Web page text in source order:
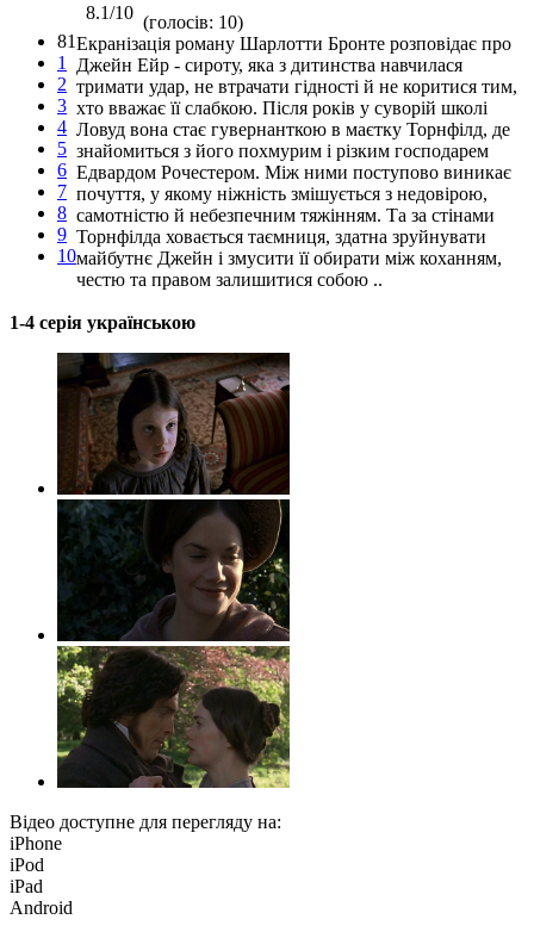
81
1
2
3
4
5
6
7
8
9
10
8.1/10 (голосів: 10)
Екранізація роману Шарлотти Бронте розповідає про
Джейн Ейр - сироту, яка з дитинства навчилася
тримати удар, не втрачати гідності й не коритися тим,
хто вважає її слабкою. Після років у суворій школі
Ловуд вона стає гувернанткою в маєтку Торнфілд, де
знайомиться з його похмурим і різким господарем
Едвардом Рочестером. Між ними поступово виникає
почуття, у якому ніжність змішується з недовірою,
самотністю й небезпечним тяжінням. Та за стінами
Торнфілда ховається таємниця, здатна зруйнувати
майбутнє Джейн і змусити її обирати між коханням,
честю та правом залишитися собою ..
1-4 серія українською
Відео доступне для перегляду на:
iPhone
iPod
iPad
Android